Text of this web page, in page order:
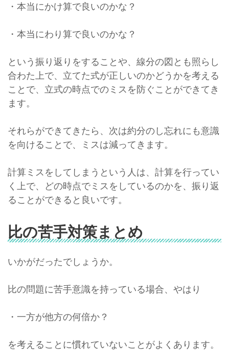
・本当にかけ算で良いのかな？
・本当にわり算で良いのかな？
という振り返りをすることや、線分の図とも照らし
合わた上で、立てた式が正しいのかどうかを考える
ことで、立式の時点でのミスを防ぐことができてき
ます。
それらができてきたら、次は約分のし忘れにも意識
を向けることで、ミスは減ってきます。
計算ミスをしてしまうという人は、計算を行ってい
く上で、どの時点でミスをしているのかを、振り返
ることができると良いです。
比の苦手対策まとめ
いかがだったでしょうか。
比の問題に苦手意識を持っている場合、やはり
・一方が他方の何倍か？
を考えることに慣れていないことがよくあります。